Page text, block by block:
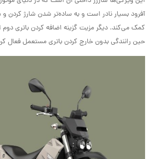
آفرود بسیار نادر است و به ساده‌تر شدن شارژ کردن
کمک می‌کند. دیگر مزیت گزینه اضافه کردن باتری
حین رانندگی بدون خارج کردن باتری مستعمل فعال